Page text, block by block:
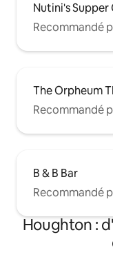
Nutini's Supper
Recommandé
The Orpheum
Recommandé
B & B Bar
Recommandé
Houghton :